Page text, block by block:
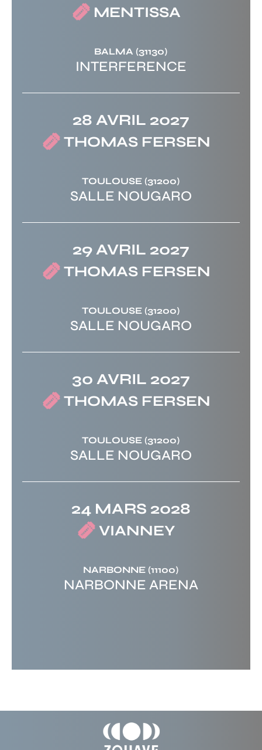
MENTISSA
BALMA (31130)
INTERFERENCE
28 AVRIL 2027
THOMAS FERSEN
TOULOUSE (31200)
SALLE NOUGARO
29 AVRIL 2027
THOMAS FERSEN
TOULOUSE (31200)
SALLE NOUGARO
30 AVRIL 2027
THOMAS FERSEN
TOULOUSE (31200)
SALLE NOUGARO
24 MARS 2028
VIANNEY
NARBONNE (11100)
NARBONNE ARENA